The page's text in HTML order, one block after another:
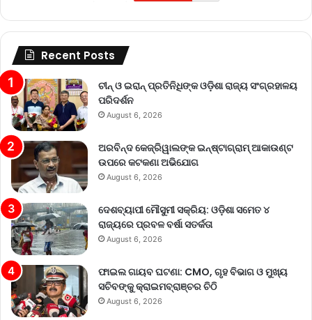
Recent Posts
ଚୀନ୍ ଓ ଇରାନ୍ ପ୍ରତିନିଧିଙ୍କ ଓଡ଼ିଶା ରାଜ୍ୟ ସଂଗ୍ରହାଳୟ
ପରିଦର୍ଶନ
August 6, 2026
ଅରବିନ୍ଦ କେଜ୍ରିୱାଲଙ୍କ ଇନ୍‌ଷ୍ଟାଗ୍ରାମ୍ ଆକାଉଣ୍ଟ
ଉପରେ କଟକଣା ଅଭିଯୋଗ
August 6, 2026
ଦେଶବ୍ୟାପୀ ମୌସୁମୀ ସକ୍ରିୟ: ଓଡ଼ିଶା ସମେତ ୪
ରାଜ୍ୟରେ ପ୍ରବଳ ବର୍ଷା ସତର୍କତା
August 6, 2026
ଫାଇଲ ଗାୟବ ଘଟଣା: CMO, ଗୃହ ବିଭାଗ ଓ ମୁଖ୍ୟ
ସଚିବଙ୍କୁ କ୍ରାଇମବ୍ରାଞ୍ଚର ଚିଠି
August 6, 2026